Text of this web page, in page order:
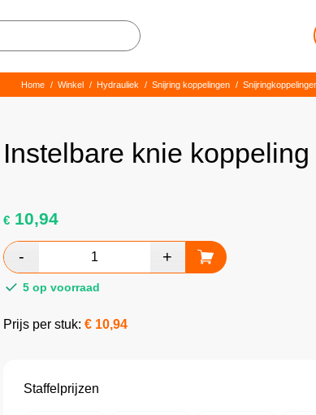
Home / Winkel / Hydrauliek / Snijring koppelingen /
Instelbare knie
€10,94
5 op voorraad
Prijs per stuk: € 10,94
Staffelprijzen